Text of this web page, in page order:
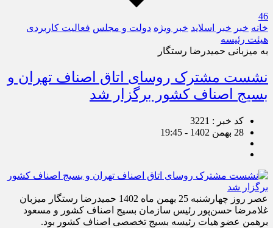
46
خانه خبر خبر اسلايد خبر ویژه دولت و مجلس فعالیت کاربردی
هیئت رئیسه
به میزبانی حمیدرضا رستگار
نشست مشترک روسای اتاق اصناف تهران و
بسیج اصناف کشور برگزار شد
کد خبر : 3221
28 بهمن 1402 - 19:45
عصر روز چهارشنبه 25 بهمن ماه 1402 حمیدرضا رستگار میزبان
غلامرضا حسن‌پور رئیس سازمان بسیج اصناف کشور و مسعود
برهمن عضو هیات رئیسه بسیج تخصصی اصناف کشور بود.